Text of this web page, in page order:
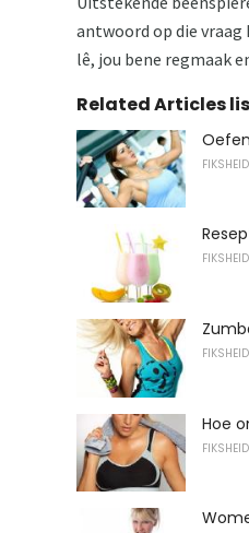
antwoord op die vraag
lê, jou bene regmaak
Related Articles
FIKSHEID
FIKSHEID
FIKSHEID
Hoe
FIKSHEID